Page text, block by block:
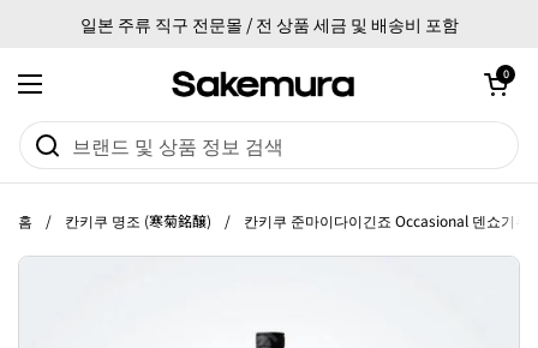
일본 주류 직구 전문몰 / 전 상품 세금 및 배송비 포함
메뉴 열기
카트 열기
0
홈 / 칸키쿠 명조 (寒菊銘醸) / 칸키쿠 준마이다이긴죠 Occasional 덴쇼기